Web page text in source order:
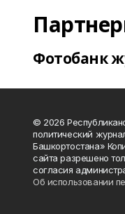
Фотобанк
© 2026
политический
Башкортостана»
сайта разрешено
согласия
Об использовании